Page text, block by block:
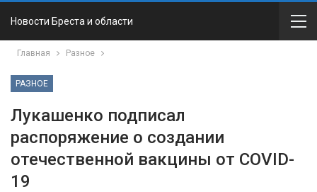
Новости Бреста и области
Главная Разное
РАЗНОЕ
Лукашенко подписал
распоряжение о создании
отечественной вакцины от COVID-
19